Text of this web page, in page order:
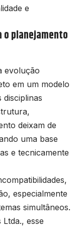
e
o planejamento
evolução
em um modelo
disciplinas
deixam de
uma base
e tecnicamente
especialmente
simultâneos.
esse